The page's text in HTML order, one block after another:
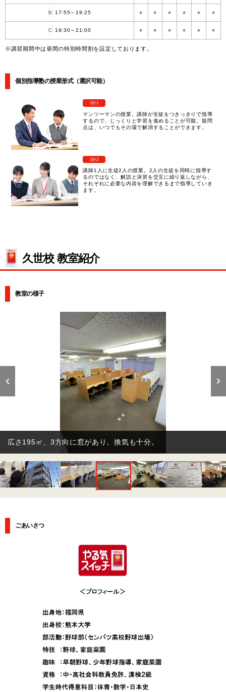
B 17:55～19:25 ○ ○ ○ ○ ○ ○
C 19:30～21:00 ○ ○ ○ ○ ○ ○
※講習期間中は昼間の特別時間割を設定しております。
個別指導塾の授業形式（選択可能）
1対1
マンツーマンの授業。講師が生徒をつきっきりで指導
するので、じっくりと学習を進めることが可能。疑問
点は、いつでもその場で解消することができます。
1対2
講師1人に生徒2人の授業。2人の生徒を同時に指導す
るのではなく、解説と演習を交互に繰り返しながら、
それぞれに必要な内容を理解できるまで指導していき
ます。
久世校 教室紹介
教室の様子
広さ195㎡、3方向に窓があり、換気も十分。
ごあいさつ